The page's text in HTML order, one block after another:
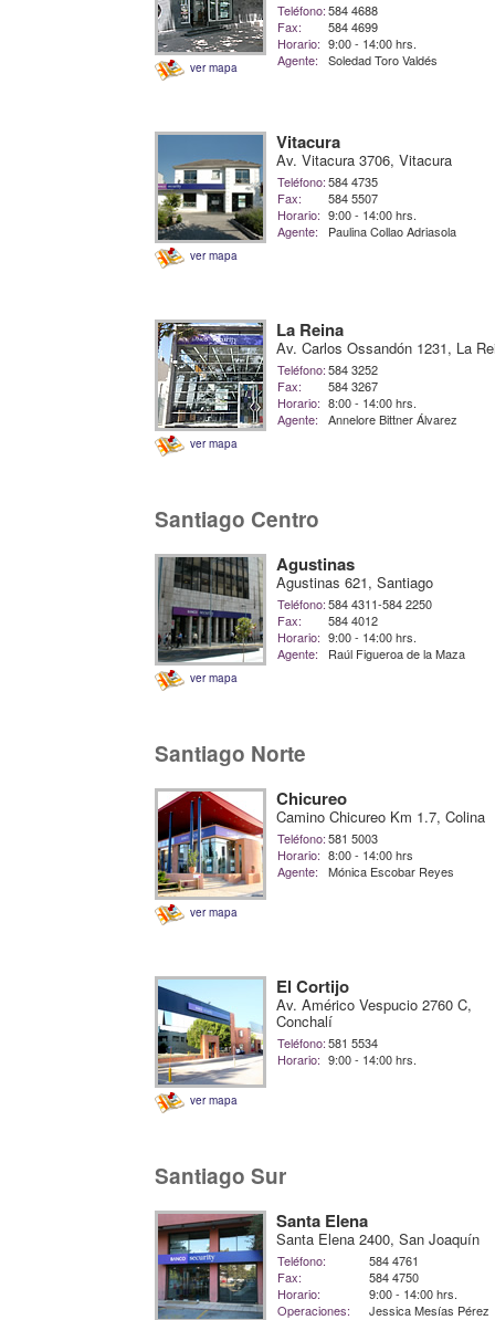
ver mapa
Teléfono:584 4688
Fax:
584 4699
Horario: 9:00 - 14:00 hrs.
Agente:
Soledad Toro Valdés
ver mapa
Vitacura
Av. Vitacura 3706, Vitacura
Teléfono:584 4735
Fax:
584 5507
Horario: 9:00 - 14:00 hrs.
Agente:
Paulina Collao Adriasola
ver mapa
La Reina
Av. Carlos Ossandón 1231, La
Teléfono:584 3252
Fax:
584 3267
Horario: 8:00 - 14:00 hrs.
Agente:
Annelore Bittner Álvarez
Santiago Centro
ver mapa
Agustinas
Agustinas 621, Santiago
Teléfono:584 4311-584 2250
Fax:
584 4012
Horario: 9:00 - 14:00 hrs.
Agente:
Raúl Figueroa de la Maza
Santiago Norte
ver mapa
Chicureo
Camino Chicureo Km 1.7, Colina
Teléfono:581 5003
Horario: 8:00 - 14:00 hrs
Agente:
Mónica Escobar Reyes
ver mapa
El Cortijo
Av. Américo Vespucio 2760 C,
Conchalí
Teléfono:581 5534
Horario: 9:00 - 14:00 hrs.
Santiago Sur
Santa Elena
Santa Elena 2400, San Joaquín
Teléfono:
584 4761
Fax:
584 4750
Horario:
9:00 - 14:00 hrs.
Operaciones:
Jessica Mesías Pérez